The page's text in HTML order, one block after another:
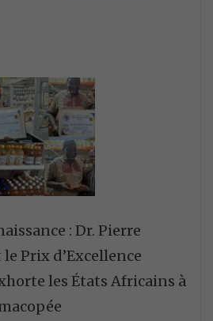
: Dr. Pierre
Prix d’Excellence
les États Africains à